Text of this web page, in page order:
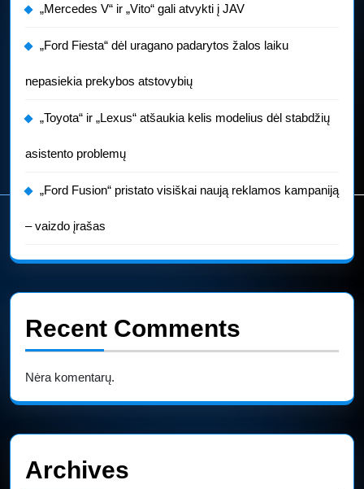
„Mercedes V“ ir „Vito“ gali atvykti į JAV
„Ford Fiesta“ dėl uragano padarytos žalos laiku
nepasiekia prekybos atstovybių
„Toyota“ ir „Lexus“ atšaukia kelis modelius dėl stabdžių
asistento problemų
„Ford Fusion“ pristato visiškai naują reklamos kampaniją
– vaizdo įrašas
Recent Comments
Nėra komentarų.
Archives